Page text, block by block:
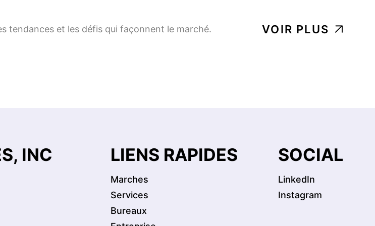
PORTS ET HAVRES
tendances et les défis qui façonnent le marché. VOIR PLUS
INC LIENS RAPIDES
Marches
Services
Bureaux
SOCIAL
LinkedIn
Instagram